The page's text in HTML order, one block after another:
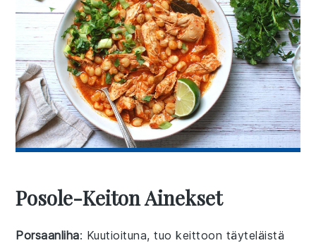
Posole-Keiton Ainekset
Porsaanliha: Kuutioituna, tuo keittoon täyteläistä